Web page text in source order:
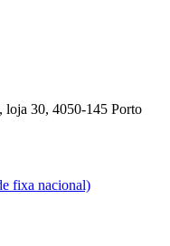
loja 30, 4050-145 Porto
fixa nacional)